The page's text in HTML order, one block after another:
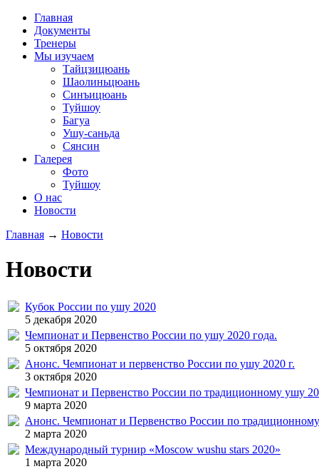
Главная
Документы
Тренеры
Мы изучаем
Тайцзицюань
Шаолиньцюань
Синъицюань
Туйшоу
Багуа
Ушу-саньда
Сянсин
Галерея
Фото
Туйшоу
О нас
Новости
Главная → Новости
Новости
Кубок России по ушу 2020
5 декабря 2020
Чемпионат и Первенство России по ушу 2020 года.
5 октября 2020
Анонс. Чемпионат и первенство России по ушу 2020 г.
3 октября 2020
Чемпионат и Первенство России по традиционному ушу
9 марта 2020
Анонс. Чемпионат и Первенство России по
2 марта 2020
Международный турнир «Moscow wushu stars 2020»
1 марта 2020